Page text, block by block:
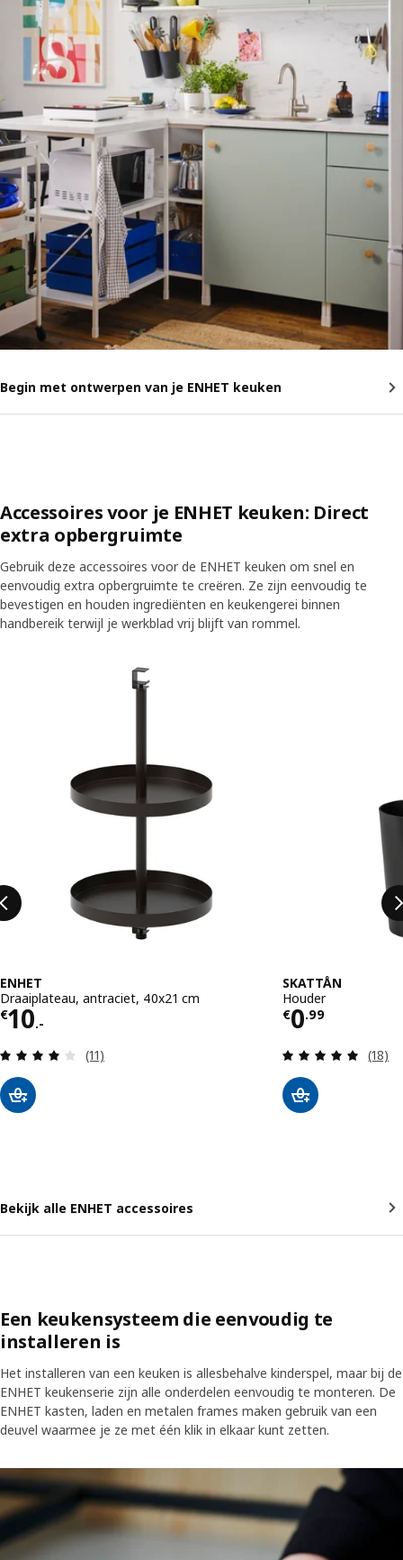
Begin met ontwerpen van je ENHET keuken
Accessoires voor je ENHET keuken: Direct
extra opbergruimte
Gebruik deze accessoires voor de ENHET keuken om snel en
eenvoudig extra opbergruimte te creëren. Ze zijn eenvoudig te
bevestigen en houden ingrediënten en keukengerei binnen
handbereik terwijl je werkblad vrij blijft van rommel.
ENHET
Draaiplateau, antraciet, 40x21 cm
€10.-
Prijs € 10.-
Beoordeling: 4 van 5 sterren. Totaal
(11)
SKATTÅN
Houder
€0.99
Prijs €
(18)
Bekijk alle ENHET accessoires
Een keukensysteem die eenvoudig te
installeren is
Het installeren van een keuken is allesbehalve kinderspel, maar bij de
ENHET keukenserie zijn alle onderdelen eenvoudig te monteren. De
ENHET kasten, laden en metalen frames maken gebruik van een
deuvel waarmee je ze met één klik in elkaar kunt zetten.